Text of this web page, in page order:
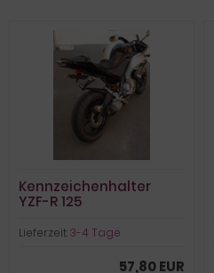
Kennzeichenhalter
YZF-R 125
Lieferzeit:3-4 Tage
57,80 EUR